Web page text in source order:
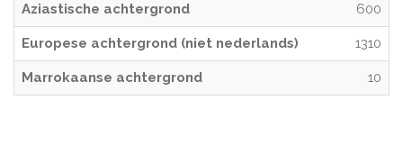
Aziastische achtergrond 600
Europese achtergrond (niet nederlands) 1310
Marrokaanse achtergrond 10